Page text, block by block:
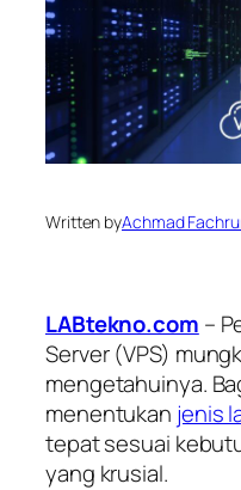
Written byAchmad
LABtekno.com –
Server (VPS)
mengetahuinya.
menentukan jenis
tepat sesuai
yang krusial.